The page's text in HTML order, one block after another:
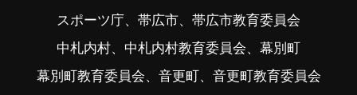
スポーツ庁、帯広市、帯広市教育委員会
中札内村、中札内村教育委員会、幕別町
幕別町教育委員会、音更町、音更町教育委員会